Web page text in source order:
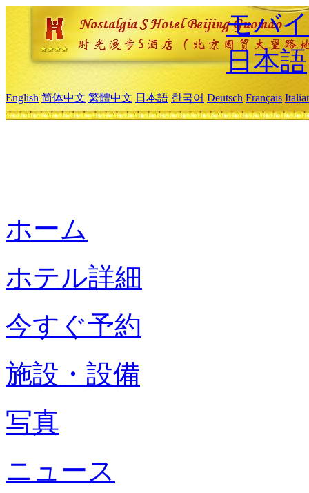
モバ
日本語
English 简体中文 繁體中文 日本語 한국어 Deutsch Français
ホーム
ホテル詳細
今すぐ予約
施設・設備
写真
ニュース